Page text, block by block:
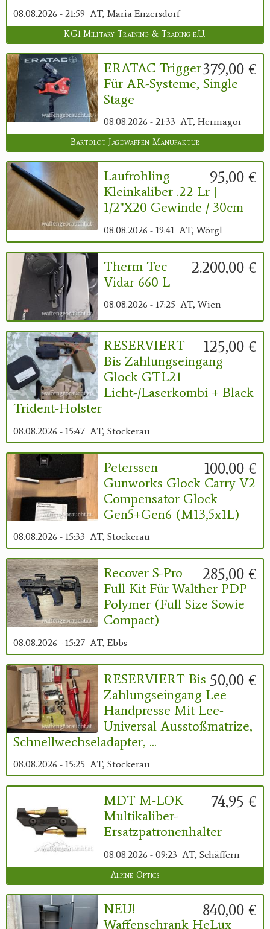
08.08.2026 - 21:59 AT, Maria Enzersdorf
KG1 Military Training & Trading e.U.
379,00 €
ERATAC Trigger
Für AR-Systeme, Single
Stage
08.08.2026 - 21:33 AT, Hermagor
Bartolot Jagdwaffen Manufaktur
95,00 €
Laufrohling
Kleinkaliber .22 Lr |
1/2"x20 Gewinde / 30cm
08.08.2026 - 19:41 AT, Wörgl
2.200,00 €
Therm Tec
Vidar 660 L
08.08.2026 - 17:25 AT, Wien
125,00 €
RESERVIERT
Bis Zahlungseingang
Glock GTL21
Licht-/Laserkombi + Black
Trident-Holster
08.08.2026 - 15:47 AT, Stockerau
100,00 €
Peterssen
Gunworks Glock Carry V2
Compensator Glock
Gen5+Gen6 (M13,5x1L)
08.08.2026 - 15:33 AT, Stockerau
285,00 €
Recover S-Pro
Full Kit Für Walther PDP
Polymer (Full Size Sowie
Compact)
08.08.2026 - 15:27 AT, Ebbs
50,00 €
RESERVIERT Bis
Zahlungseingang Lee
Handpresse Mit Lee-
Universal Ausstoßmatrize,
Schnellwechseladapter, ...
08.08.2026 - 15:25 AT, Stockerau
74,95 €
MDT M-LOK
Multikaliber-
Ersatzpatronenhalter
08.08.2026 - 09:23 AT, Schäffern
Alpine Optics
840,00 €
NEU!
Waffenschrank HeLux